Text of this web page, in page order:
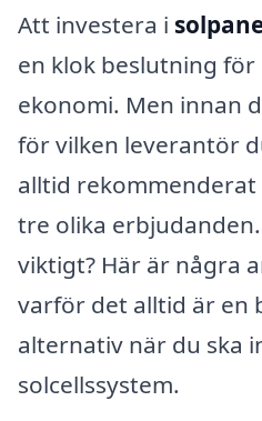
Att investera i
en klok beslutning
ekonomi. Men innan
för vilken leverantör
alltid
tre olika
viktigt? Här är några
varför det alltid är en
alternativ när du ska
solcellssystem.